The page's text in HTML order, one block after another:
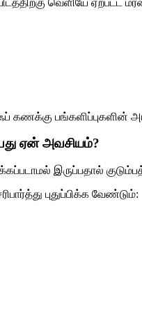
வெளியே ஏற்பட்ட
கணக்கு பங்களிப்புகளின்
ஏன் அவசியம்?
இருப்பதால்
புதுப்பிக்க வேண்டும்: